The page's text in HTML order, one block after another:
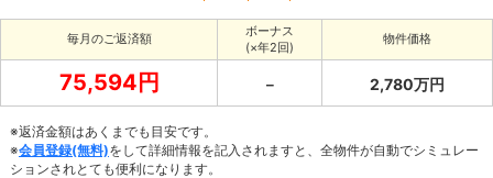
毎月のご返済額
ボーナス
(×年2回)
物件価格
75,594円 － 2,780万円
※返済金額はあくまでも目安です。
※会員登録(無料)をして詳細情報を記入されますと、全物件が自動でシミュレー
ションされとても便利になります。